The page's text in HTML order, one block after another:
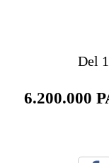
Del
6.200.000